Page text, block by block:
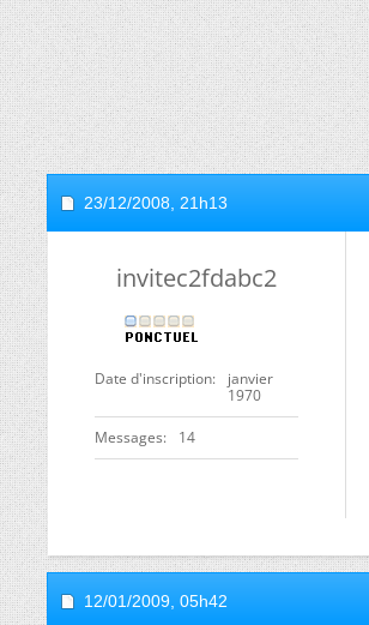
23/12/2008, 21h13
invitec2fdabc2
Date d'inscription
janvier
1970
Messages 14
12/01/2009, 05h42